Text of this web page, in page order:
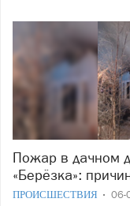
Пожар в дачном доме Северодвинского СНТ
«Берёзка»:
ПРОИСШЕСТВИЯ 06-